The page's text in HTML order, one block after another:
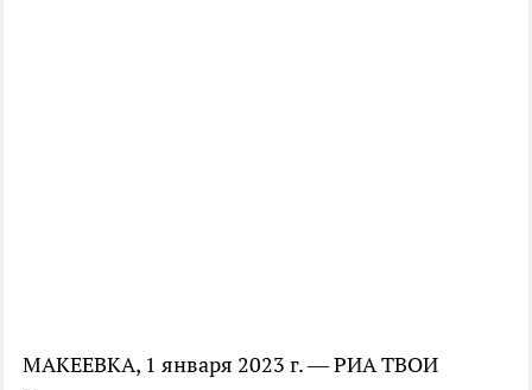
МАКЕЕВКА, 1 января 2023 г. — РИА ТВОИ